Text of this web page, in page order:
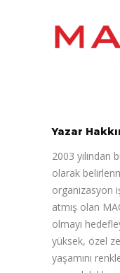
Yazar
2003 yılından
olarak
organizasyon
atmış olan
olmayı
yüksek, özel
yaşamını